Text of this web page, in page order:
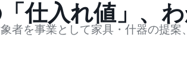
仕入れ値」、わ
者を事業として家具・什器の提